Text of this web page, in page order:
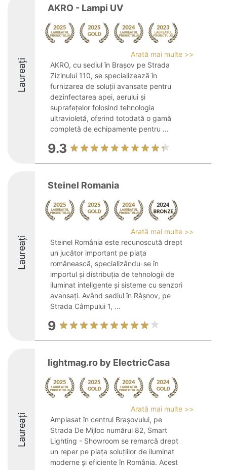
Laureați
AKRO - Lampi UV
Arată mai multe >>
AKRO, cu sediul în Brașov pe Strada
Zizinului 110, se specializează în
furnizarea de soluții avansate pentru
dezinfectarea apei, aerului și
suprafețelor folosind tehnologia
ultravioletă, oferind totodată o gamă
completă de echipamente pentru ...
9.3
Laureați
Steinel Romania
Arată mai multe >>
Steinel România este recunoscută drept
un jucător important pe piața
românească, specializându-se în
importul și distribuția de tehnologii de
iluminat inteligente și sisteme cu senzori
avansați. Având sediul în Râșnov, pe
Strada Câmpului 1, ...
9
Laureați
lightmag.ro by ElectricCasa
Arată mai multe >>
Amplasat în centrul Brașovului, pe
Strada De Mijloc numărul 82, Smart
Lighting - Showroom se remarcă drept
un reper pe piața soluțiilor de iluminat
moderne și eficiente în România. Acest